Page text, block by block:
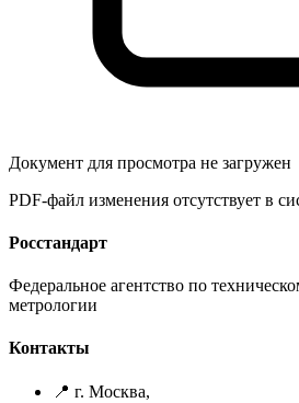
Документ для просмотра не загружен
PDF-файл изменения отсутствует в
Росстандарт
Федеральное агентство по
метрологии
Контакты
📍 г. Москва,